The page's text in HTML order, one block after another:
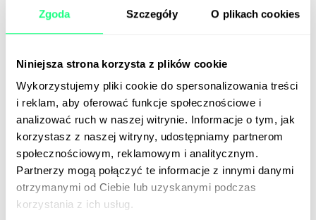
Zgoda Szczegóły O plikach cookies
Niniejsza strona korzysta z plików cookie
Wykorzystujemy pliki cookie do spersonalizowania treści
i reklam, aby oferować funkcje społecznościowe i
analizować ruch w naszej witrynie. Informacje o tym, jak
korzystasz z naszej witryny, udostępniamy partnerom
społecznościowym, reklamowym i analitycznym.
Partnerzy mogą połączyć te informacje z innymi danymi
otrzymanymi od Ciebie lub uzyskanymi podczas
korzystania z ich usług.
robotów. Firma uzasadnia, że roboty mogłyby
wykonywać zadania uznane za niebezpieczne,
te potrafią realizować podstawowe zadania, takie
jak przenoszenie ciężarów, z prędkością 16,7%
tempa ludzkiego. To skromny wynik w porównaniu
do 75%, które osiągnęła konkurencja, Agility
Robotics. Warto jednak zaznaczyć, że Figure AI
skupia się na rozwoju robotów kształtem i
rozmiarem przypominających człowieka, co w
przyszłości może znaleźć wiele innych zastosowań.
Financial Times [Paywall]